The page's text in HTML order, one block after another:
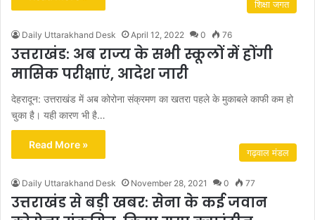
शिक्षा जगत
Daily Uttarakhand Desk April 12, 2022 0 76
उत्तराखंड: अब राज्य के सभी स्कूलों में होंगी
मासिक परीक्षाएं, आदेश जारी
देहरादून: उत्तराखंड में अब कोरोना संक्रमण का खतरा पहले के मुकाबले काफी कम हो
चुका है। यही कारण भी है…
Read More »
गढ़वाल मंडल
Daily Uttarakhand Desk November 28, 2021 0 77
उत्तराखंड से बड़ी खबर: सेना के कई जवान